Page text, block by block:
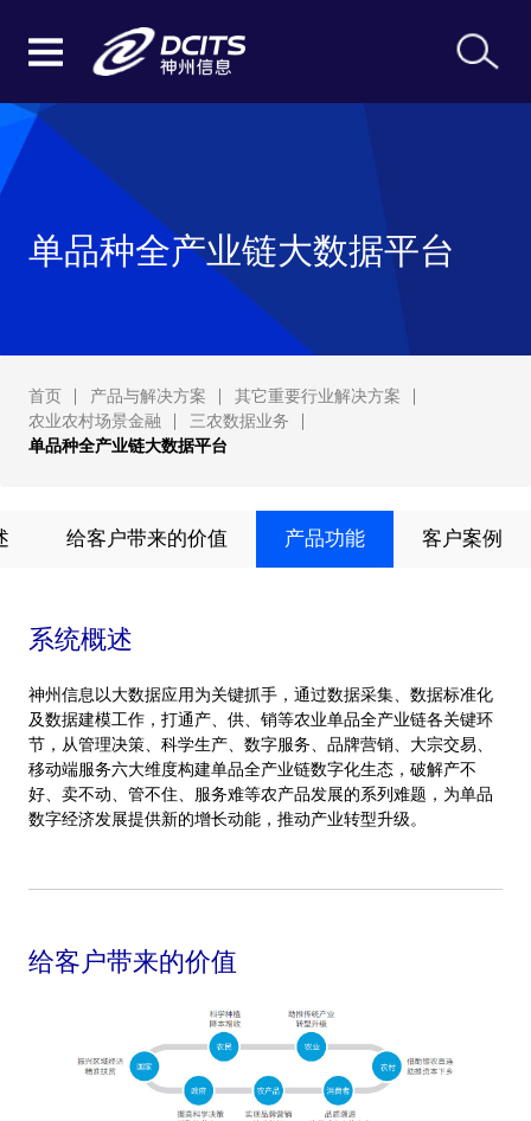
单品种全产业链大数据平台
首页 产品与解决方案
其它重要行业解决方案
农业农村场景金融
三农数据业务
单品种全产业链大数据平台
给客户带来的价值 产品功能 客户案例
系统概述
神州信息以大数据应用为关键抓手，通过数据采集、数据标准化
及数据建模工作，打通产、供、销等农业单品全产业链各关键环
节，从管理决策、科学生产、数字服务、品牌营销、大宗交易、
移动端服务六大维度构建单品全产业链数字化生态，破解产不
好、卖不动、管不住、服务难等农产品发展的系列难题，为单品
数字经济发展提供新的增长动能，推动产业转型升级。
给客户带来的价值